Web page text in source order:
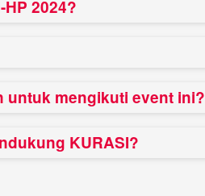
2024?
untuk mengikuti event ini?
KURASI?